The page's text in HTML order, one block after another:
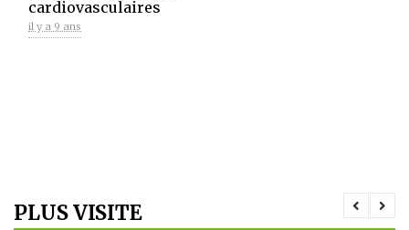
cardiovasculaires
il y a 9 ans
PLUS VISITE